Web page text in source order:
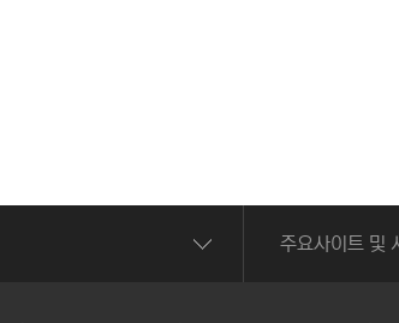
주요사이트 및